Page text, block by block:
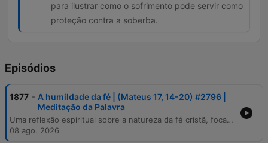
para ilustrar como o sofrimento pode servir como
proteção contra a soberba.
Episódios
1877 - A humildade da fé | (Mateus 17, 14-20) #2796 |
Meditação da Palavra
Uma reflexão espiritual sobre a natureza da fé cristã, focando na necessidade de conciliar o poder de realizar milagres com a humildade. O conteúdo explora passagens bíblicas como Mateus 17 e as interpretações de Santo Agostinho para argumentar que uma fé capaz de mover montanhas não deve ser acompanhada pelo orgulho ou pela vaidade. A mensagem utiliza analogias como o grão de mostarda e a montanha para ilustrar a relação entre a magnitude dos desafios e a simplicidade necessária no coração do fiel. O episódio convida os ouvintes a buscares uma fé que, embora poderosa para operar grandes feitos, permaneça livre da soberba.
08 ago. 2026